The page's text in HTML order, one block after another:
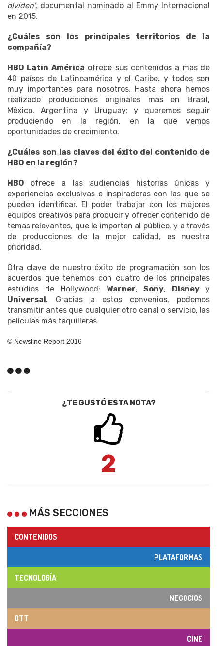
olviden', documental nominado al Emmy Internacional
en 2015.
¿Cuáles son los principales territorios de la
compañía?
HBO Latin América ofrece sus contenidos a más de
40 países de Latinoamérica y el Caribe, y todos son
muy importantes para nosotros. Hasta ahora hemos
realizado producciones originales más en Brasil,
México, Argentina y Uruguay; y queremos seguir
produciendo en la región, en la que vemos
oportunidades de crecimiento.
¿Cuáles son las claves del éxito del contenido de
HBO en la región?
HBO ofrece a las audiencias historias únicas y
experiencias exclusivas e inspiradoras con las que se
pueden identificar. El poder trabajar con los mejores
equipos creativos para producir y ofrecer contenido de
temas relevantes, que le importen al público, y a través
de producciones de la mejor calidad, es nuestra
prioridad.
Otra clave de nuestro éxito de programación son los
acuerdos que tenemos con cuatro de los principales
estudios de Hollywood: Warner,Sony, Disneyy
Universal. Gracias a estos convenios, podemos
transmitir antes que cualquier otro canal o servicio, las
películas más taquilleras.
© Newsline Report 2016
¿TE GUSTÓ ESTA NOTA?
2
MÁS SECCIONES
CONTENIDOS
PLATAFORMAS
TECNOLOGÍA
NEGOCIOS
OTT
CINE